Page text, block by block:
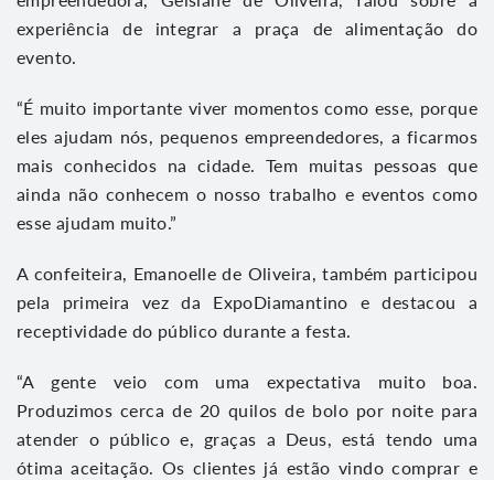
experiência de integrar a praça de alimentação do
evento.
“É muito importante viver momentos como esse, porque
eles ajudam nós, pequenos empreendedores, a ficarmos
mais conhecidos na cidade. Tem muitas pessoas que
ainda não conhecem o nosso trabalho e eventos como
esse ajudam muito.”
A confeiteira, Emanoelle de Oliveira, também participou
pela primeira vez da ExpoDiamantino e destacou a
receptividade do público durante a festa.
“A gente veio com uma expectativa muito boa.
Produzimos cerca de 20 quilos de bolo por noite para
atender o público e, graças a Deus, está tendo uma
ótima aceitação. Os clientes já estão vindo comprar e